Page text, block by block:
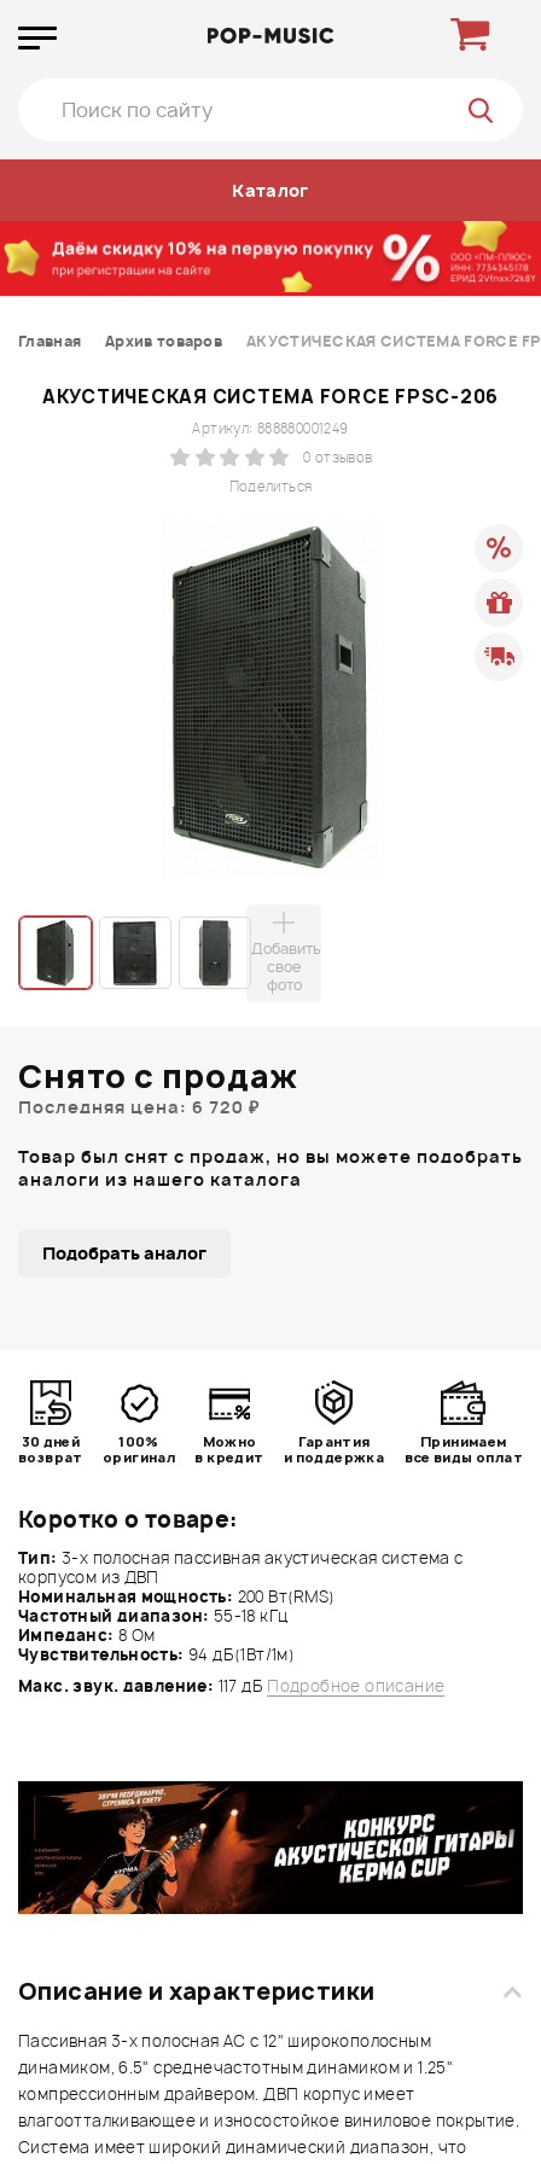
Каталог
Главная Архив товаров АКУСТИЧЕСКАЯ СИСТЕМА FORCE
АКУСТИЧЕСКАЯ СИСТЕМА FORCE FPSC-206
Поделиться
Артикул: 888880001249
0 отзывов
Добавить
свое
фото
Коротко о товаре:
Тип: 3-х полосная пассивная акустическая система с
корпусом из ДВП
Номинальная мощность: 200 Вт(RMS)
Частотный диапазон: 55-18 кГц
Импеданс: 8 Ом
Чувствительность: 94 дБ(1Вт/1м)
Макс. звук. давление: 117 дБ Подробное описание
Снято с продаж
Последняя цена: 6 720 ₽
Товар был снят с продаж, но вы можете подобрать
аналоги из нашего каталога
Подобрать аналог
30 дней
возврат
100%
оригинал
Можно
в кредит
Гарантия
и поддержка
Принимаем
все виды оплат
Описание и характеристики
Пассивная 3-х полосная АС с 12" широкополосным
динамиком, 6.5" среднечастотным динамиком и 1.25"
компрессионным драйвером. ДВП корпус имеет
влагоотталкивающее и износостойкое виниловое покрытие.
Система имеет широкий динамический диапазон, что